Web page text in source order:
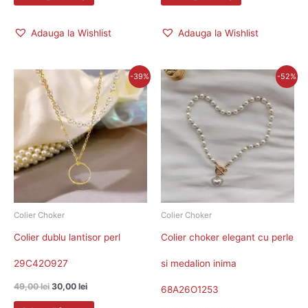
Adauga la Wishlist Adauga la Wishlist
-39%
Colier Choker
Colier dublu lantisor perl
29C42O927
49,00lei
a
fost:
49,00 lei.
30,00 lei
Prețul
curent
este:
30,00 lei.
-52%
Colier Choker
Colier choker elegant cu perle
si medalion inima
68A26O1253
Prețul
inițial
a
fost:
65,00 lei.
Prețul
curent
este:
31,00 lei.